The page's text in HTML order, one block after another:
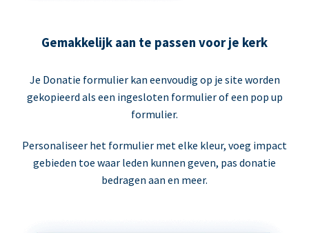
Gemakkelijk aan te passen voor je kerk
Je Donatie formulier kan eenvoudig op je site worden
gekopieerd als een ingesloten formulier of een pop up
formulier.
Personaliseer het formulier met elke kleur, voeg impact
gebieden toe waar leden kunnen geven, pas donatie
bedragen aan en meer.